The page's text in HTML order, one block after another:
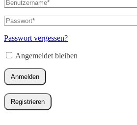
oder
E-
Mail-
Adresse*
Passwort*
Erforderlich
Passwort vergessen?
Angemeldet bleiben
Anmelden
Registrieren